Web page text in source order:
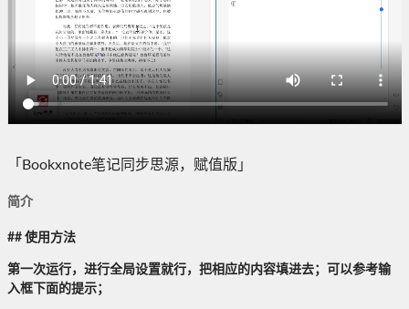
「Bookxnote笔记同步思源，赋值版」
简介
## 使用方法
第一次运行，进行全局设置就行，把相应的内容填进去；可以参考输
入框下面的提示；